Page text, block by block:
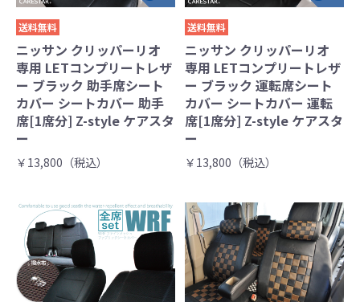
送料無料
ニッサン クリッパーリオ
専用 LETコンプリートレザ
ー ブラック 助手席シート
カバー シートカバー 助手
席[1席分] Z-style ケアスタ
ー
￥13,800（税込）
送料無料
ニッサン クリッパーリオ
専用 LETコンプリートレザ
ー ブラック 運転席シート
カバー シートカバー 運転
席[1席分] Z-style ケアスタ
ー
￥13,800（税込）